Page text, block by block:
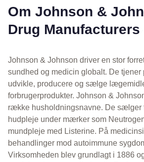
Om Johnson &
Drug Manufacturers
Johnson & Johnson driver en stor
sundhed og medicin globalt. De
udvikle, producere og sælge
forbrugerprodukter. Johnson &
række husholdningsnavne. De sælger
hudpleje under mærker som
mundpleje med Listerine. På
behandlinger mod autoimmune
Virksomheden blev grundlagt i 1886